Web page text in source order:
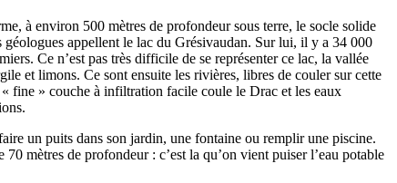
à environ 500 mètres de profondeur sous terre, le socle solide
appellent le lac du Grésivaudan. Sur lui, il y a 34 000
Ce n’est pas très difficile de se représenter ce lac, la vallée
et limons. Ce sont ensuite les rivières, libres de couler sur cette
fine » couche à infiltration facile coule le Drac et les eaux
un puits dans son jardin, une fontaine ou remplir une piscine.
mètres de profondeur : c’est la qu’on vient puiser l’eau potable